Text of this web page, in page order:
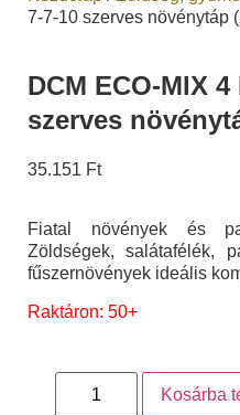
7-7-10 szerves növénytáp
DCM ECO-MIX 4
szerves
35.151 Ft
Fiatal növények és
Zöldségek, salátafélék,
fűszernövények ideális
Raktáron: 50+
Kosárba